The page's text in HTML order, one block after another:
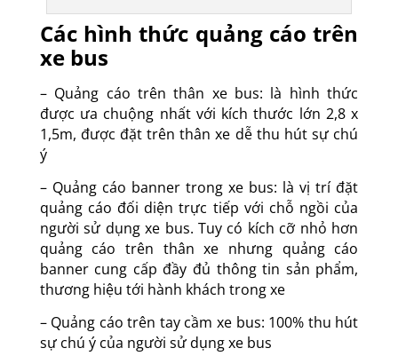
Các hình thức quảng cáo trên
xe bus
– Quảng cáo trên thân xe bus: là hình thức
được ưa chuộng nhất với kích thước lớn 2,8 x
1,5m, được đặt trên thân xe dễ thu hút sự chú
ý
– Quảng cáo banner trong xe bus: là vị trí đặt
quảng cáo đối diện trực tiếp với chỗ ngồi của
người sử dụng xe bus. Tuy có kích cỡ nhỏ hơn
quảng cáo trên thân xe nhưng quảng cáo
banner cung cấp đầy đủ thông tin sản phẩm,
thương hiệu tới hành khách trong xe
– Quảng cáo trên tay cầm xe bus: 100% thu hút
sự chú ý của người sử dụng xe bus